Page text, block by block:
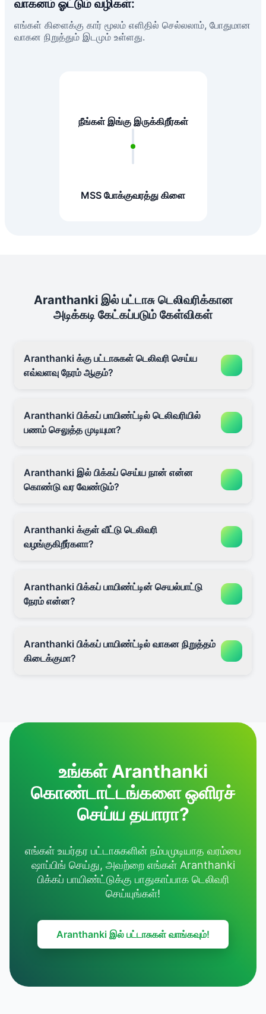
வாகனம் ஓட்டும் வழிகள்:
எங்கள் கிளைக்கு கார் மூலம் எளிதில் செல்லலாம், போதுமான
வாகன நிறுத்தும் இடமும் உள்ளது.
நீங்கள் இங்கு இருக்கிறீர்கள்
MSS போக்குவரத்து கிளை
Aranthanki இல் பட்டாசு டெலிவரிக்கான
அடிக்கடி கேட்கப்படும் கேள்விகள்
Aranthanki க்கு பட்டாசுகள் டெலிவரி செய்ய
எவ்வளவு நேரம் ஆகும்?
Aranthanki பிக்கப் பாயிண்ட்டில் டெலிவரியில்
பணம் செலுத்த முடியுமா?
Aranthanki இல் பிக்கப் செய்ய நான் என்ன
கொண்டு வர வேண்டும்?
Aranthanki க்குள் வீட்டு டெலிவரி
வழங்குகிறீர்களா?
Aranthanki பிக்கப் பாயிண்ட்டின் செயல்பாட்டு
நேரம் என்ன?
Aranthanki பிக்கப் பாயிண்ட்டில் வாகன நிறுத்தம்
கிடைக்குமா?
உங்கள் Aranthanki
கொண்டாட்டங்களை ஒளிரச்
செய்ய தயாரா?
எங்கள் உயர்தர பட்டாசுகளின் நம்பமுடியாத வரம்பை
ஷாப்பிங் செய்து, அவற்றை எங்கள் Aranthanki
பிக்கப் பாயிண்ட்டுக்கு பாதுகாப்பாக டெலிவரி
செய்யுங்கள்!
Aranthanki இல் பட்டாசுகள் வாங்கவும்!